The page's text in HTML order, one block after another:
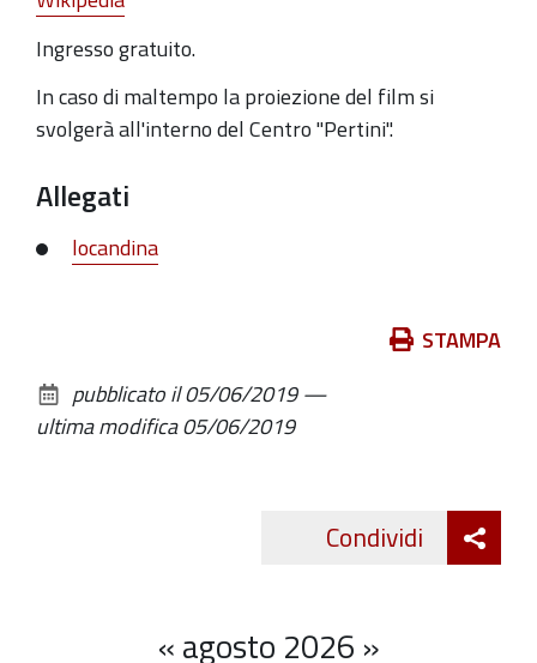
Ingresso gratuito.
In caso di maltempo la proiezione del film si
svolgerà all'interno del Centro "Pertini".
Allegati
locandina
documento
STAMPA
pubblicato il05/06/2019—
ultima modifica05/06/2019
Condividi
«agosto 2026 »